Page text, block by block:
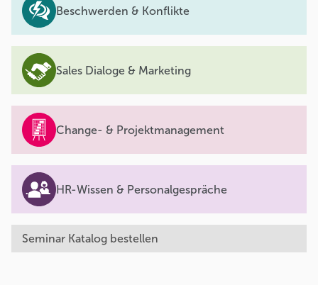
Beschwerden & Konflikte
Sales Dialoge & Marketing
Change- & Projektmanagement
HR-Wissen & Personalgespräche
Seminar Katalog bestellen